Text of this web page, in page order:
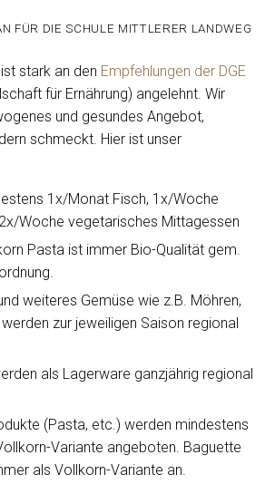
FÜR DIE SCHULE MITTLERER LANDWEG
stark an den Empfehlungen der DGE
für Ernährung) angelehnt. Wir
und gesundes Angebot,
schmeckt. Hier ist unser
1x/Monat Fisch, 1x/Woche
Woche vegetarisches Mittagessen
Pasta ist immer Bio-Qualität gem.
weiteres Gemüse wie z.B. Möhren,
zur jeweiligen Saison regional
als Lagerware ganzjährig regional
(Pasta, etc.) werden mindestens
Variante angeboten. Baguette
als Vollkorn-Variante an.